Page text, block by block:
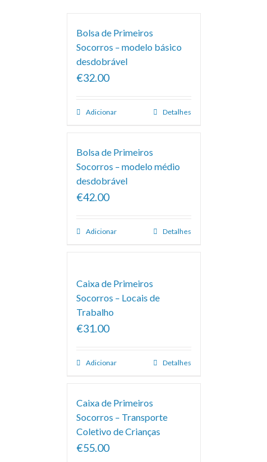
Bolsa de Primeiros
Socorros – modelo básico
desdobrável
€32.00
Adicionar Detalhes
Bolsa de Primeiros
Socorros – modelo médio
desdobrável
€42.00
Adicionar Detalhes
Caixa de Primeiros
Socorros – Locais de
Trabalho
€31.00
Adicionar Detalhes
Caixa de Primeiros
Socorros – Transporte
Coletivo de Crianças
€55.00